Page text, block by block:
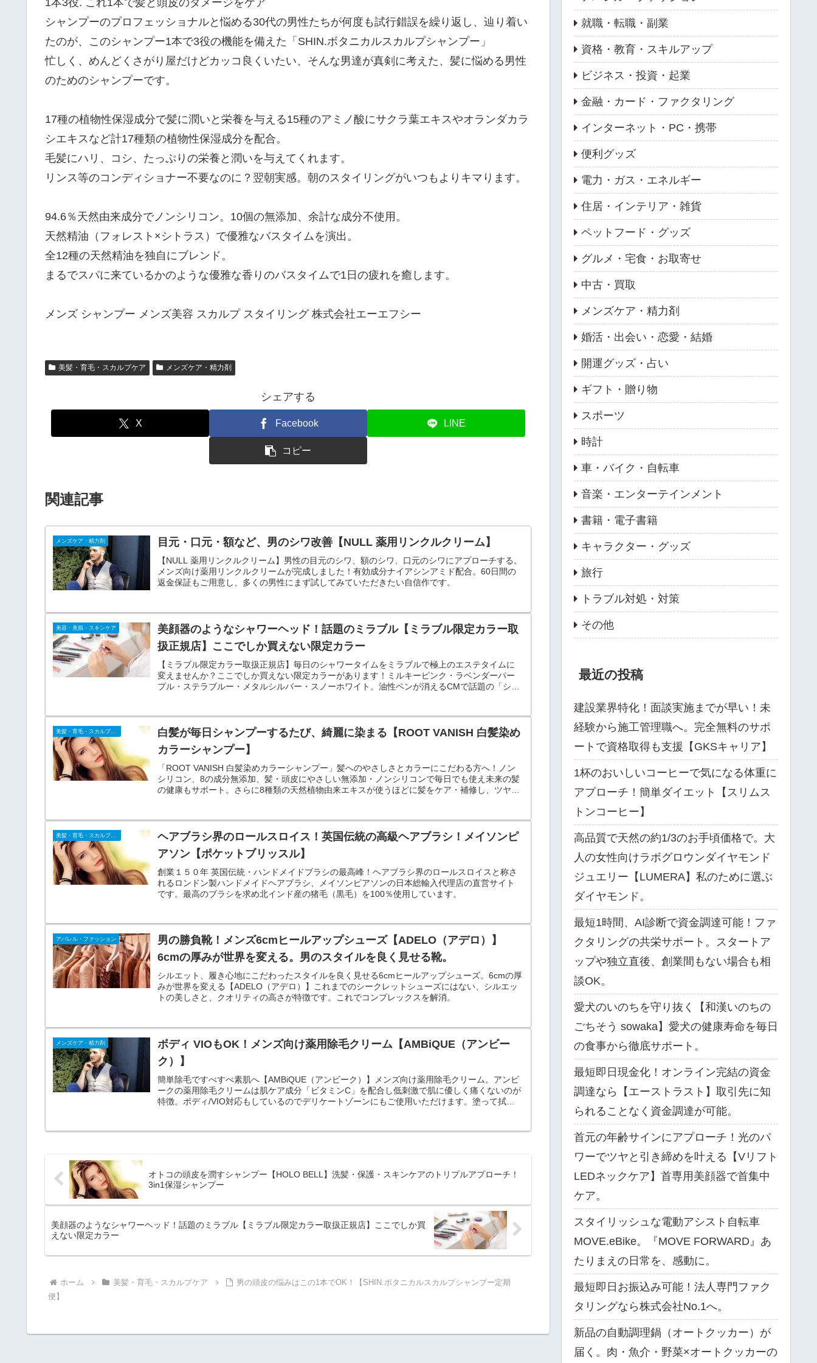
シャンプーのプロフェッショナルと悩める30代の男性たちが何度も試行錯誤を繰り返し、辿り着い
たのが、このシャンプー1本で3役の機能を備えた「SHIN.ボタニカルスカルプシャンプー」
忙しく、めんどくさがり屋だけどカッコ良くいたい、そんな男達が真剣に考えた、髪に悩める男性
のためのシャンプーです。
17種の植物性保湿成分で髪に潤いと栄養を与える15種のアミノ酸にサクラ葉エキスやオランダカラ
シエキスなど計17種類の植物性保湿成分を配合。
毛髪にハリ、コシ、たっぷりの栄養と潤いを与えてくれます。
リンス等のコンディショナー不要なのに？翌朝実感。朝のスタイリングがいつもよりキマります。
94.6％天然由来成分でノンシリコン。10個の無添加、余計な成分不使用。
天然精油（フォレスト×シトラス）で優雅なバスタイムを演出。
全12種の天然精油を独自にブレンド。
まるでスパに来ているかのような優雅な香りのバスタイムで1日の疲れを癒します。
メンズ シャンプー メンズ美容 スカルプ スタイリング 株式会社エーエフシー
美髪・育毛・スカルプケア メンズケア・精力剤
シェアする
X Facebook LINE
コピー
関連記事
メンズケア・精力剤 目元・口元・額など、男のシワ改善【NULL 薬用リンクルクリーム】
【NULL 薬用リンクルクリーム】男性の目元のシワ、額のシワ、口元のシワにアプローチする。
メンズ向け薬用リンクルクリームが完成しました！有効成分ナイアシンアミド配合。60日間の
返金保証もご用意し、多くの男性にまず試してみていただきたい自信作です。
美容・美肌・スキンケア
美顔器のようなシャワーヘッド！話題のミラブル【ミラブル限定カラー取
扱正規店】ここでしか買えない限定カラー
【ミラブル限定カラー取扱正規店】毎日のシャワータイムをミラブルで極上のエステタイムに
変えませんか？ここでしか買えない限定カラーがあります！ミルキーピンク・ラベンダーパー
プル・ステラブルー・メタルシルバー・スノーホワイト。油性ペンが消えるCMで話題の「シャ
美髪・育毛・スカルプケア
白髪が毎日シャンプーするたび、綺麗に染まる【ROOT VANISH 白髪染め
カラーシャンプー】
「ROOT VANISH 白髪染めカラーシャンプー」髪へのやさしさとカラーにこだわる方へ！ノン
シリコン、8の成分無添加、髪・頭皮にやさしい無添加・ノンシリコンで毎日でも使え未来の髪
の健康もサポート。さらに8種類の天然植物由来エキスが使うほどに髪をケア・補修し、ツヤや
美髪・育毛・スカルプケア
ヘアブラシ界のロールスロイス！英国伝統の高級ヘアブラシ！メイソンピ
アソン【ポケットブリッスル】
創業１５０年 英国伝統・ハンドメイドブラシの最高峰！ヘアブラシ界のロールスロイスと称さ
れるロンドン製ハンドメイドヘアブラシ、メイソンピアソンの日本総輸入代理店の直営サイト
です。最高のブラシを求め北インド産の猪毛（黒毛）を100％使用しています。
アパレル・ファッション
男の勝負靴！メンズ6cmヒールアップシューズ【ADELO（アデロ）】
6cmの厚みが世界を変える。男のスタイルを良く見せる靴。
シルエット、履き心地にこだわったスタイルを良く見せる6cmヒールアップシューズ。6cmの厚
みが世界を変える【ADELO（アデロ）】これまでのシークレットシューズにはない、シルエッ
トの美しさと、クオリティの高さが特徴です。これでコンプレックスを解消。
メンズケア・精力剤
ボディ VIOもOK！メンズ向け薬用除毛クリーム【AMBiQUE（アンビー
ク）】
簡単除毛ですべすべ素肌へ【AMBiQUE（アンビーク）】メンズ向け薬用除毛クリーム。アンビ
ークの薬用除毛クリームは肌ケア成分「ビタミンC」を配合し低刺激で肌に優しく痛くないのが
特徴。ボディ/VIO対応もしているのでデリケートゾーンにもご使用いただけます。塗って拭く
オトコの頭皮を潤すシャンプー【HOLO BELL】洗髪・保護・スキンケアのトリプルアプローチ！
3in1保湿シャンプー
美顔器のようなシャワーヘッド！話題のミラブル【ミラブル限定カラー取扱正規店】ここでしか買
えない限定カラー
ホーム 美髪・育毛・スカルプケア
男の頭皮の悩みはこの1本でOK！【SHIN.ボタニカルスカルプシャンプー定期
便】
就職・転職・副業
資格・教育・スキルアップ
ビジネス・投資・起業
金融・カード・ファクタリング
インターネット・PC・携帯
便利グッズ
電力・ガス・エネルギー
住居・インテリア・雑貨
ペットフード・グッズ
グルメ・宅食・お取寄せ
中古・買取
メンズケア・精力剤
婚活・出会い・恋愛・結婚
開運グッズ・占い
ギフト・贈り物
スポーツ
時計
車・バイク・自転車
音楽・エンターテインメント
書籍・電子書籍
キャラクター・グッズ
旅行
トラブル対処・対策
その他
最近の投稿
建設業界特化！面談実施までが早い！未
経験から施工管理職へ。完全無料のサポ
ートで資格取得も支援【GKSキャリア】
1杯のおいしいコーヒーで気になる体重に
アプローチ！簡単ダイエット【スリムス
トンコーヒー】
高品質で天然の約1/3のお手頃価格で。大
人の女性向けラボグロウンダイヤモンド
ジュエリー【LUMERA】私のために選ぶ
ダイヤモンド。
最短1時間、AI診断で資金調達可能！ファ
クタリングの共栄サポート。スタートア
ップや独立直後、創業間もない場合も相
談OK。
愛犬のいのちを守り抜く【和漢いのちの
ごちそう sowaka】愛犬の健康寿命を毎日
の食事から徹底サポート。
最短即日現金化！オンライン完結の資金
調達なら【エーストラスト】取引先に知
られることなく資金調達が可能。
首元の年齢サインにアプローチ！光のパ
ワーでツヤと引き締めを叶える【Vリフト
LEDネックケア】首専用美顔器で首集中
ケア。
スタイリッシュな電動アシスト自転車
MOVE.eBike。『MOVE FORWARD』あ
たりまえの日常を、感動に。
最短即日お振込み可能！法人専門ファク
タリングなら株式会社No.1へ。
新品の自動調理鍋（オートクッカー）が
届く。肉・魚介・野菜×オートクッカーの